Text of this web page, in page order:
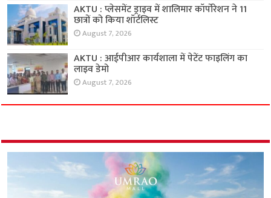
AKTU : प्लेसमेंट ड्राइव में शालिमार कॉर्पोरेशन ने 11
छात्रों को किया शॉर्टलिस्ट
August 7, 2026
AKTU : आईपीआर कार्यशाला में पेटेंट फाइलिंग का
लाइव डेमो
August 7, 2026